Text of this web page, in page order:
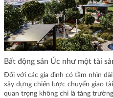
Bất động sản Úc như một tài
Đối với các gia đình có tầm nhìn
xây dựng chiến lược chuyển giao
quan trọng không chỉ là tăng